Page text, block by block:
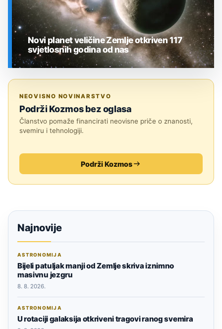
Novi planet veličine Zemlje otkriven 117
svjetlosnih godina od nas
NEOVISNO NOVINARSTVO
Podrži Kozmos bez oglasa
Članstvo pomaže financirati neovisne priče o znanosti,
svemiru i tehnologiji.
Podrži Kozmos
Najnovije
ASTRONOMIJA
Bijeli patuljak manji od Zemlje skriva iznimno
masivnu jezgru
8. 8. 2026.
ASTRONOMIJA
U rotaciji galaksija otkriveni tragovi ranog svemira